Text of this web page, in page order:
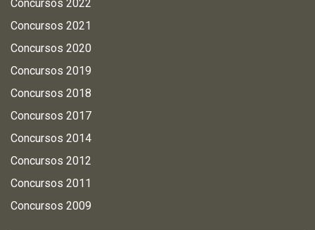
Concursos 2022
Concursos 2021
Concursos 2020
Concursos 2019
Concursos 2018
Concursos 2017
Concursos 2014
Concursos 2012
Concursos 2011
Concursos 2009